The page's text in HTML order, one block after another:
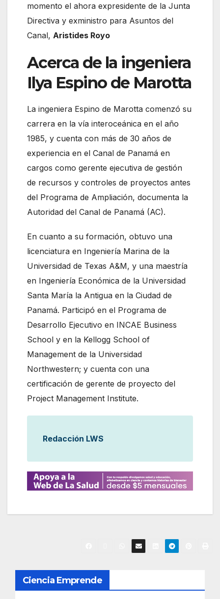
momento el ahora expresidente de la Junta
Directiva y exministro para Asuntos del
Canal, Aristides Royo
Acerca de la ingeniera
Ilya Espino de Marotta
La ingeniera Espino de Marotta comenzó su
carrera en la vía interoceánica en el año
1985, y cuenta con más de 30 años de
experiencia en el Canal de Panamá en
cargos como gerente ejecutiva de gestión
de recursos y controles de proyectos antes
del Programa de Ampliación, documenta la
Autoridad del Canal de Panamá (AC).
En cuanto a su formación, obtuvo una
licenciatura en Ingeniería Marina de la
Universidad de Texas A&M, y una maestría
en Ingeniería Económica de la Universidad
Santa María la Antigua en la Ciudad de
Panamá. Participó en el Programa de
Desarrollo Ejecutivo en INCAE Business
School y en la Kellogg School of
Management de la Universidad
Northwestern; y cuenta con una
certificación de gerente de proyecto del
Project Management Institute.
Redacción LWS
N
a
Ciencia Emprende